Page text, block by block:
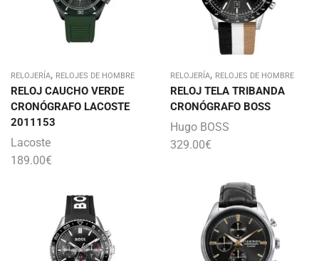
RELOJERÍA, RELOJES DE HOMBRE
RELOJ CAUCHO VERDE
CRONÓGRAFO LACOSTE
2011153
Lacoste
189.00€
RELOJERÍA, RELOJES DE HOMBRE
RELOJ TELA TRIBANDA
CRONÓGRAFO BOSS
Hugo BOSS
329.00€